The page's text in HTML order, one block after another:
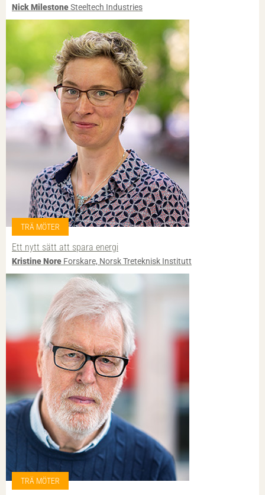
Nick MilestoneSteeltech Industries
TRÄ MÖTER
Ett nytt sätt att spara energi
Kristine Nore Forskare, Norsk Treteknisk Institutt
TRÄ MÖTER